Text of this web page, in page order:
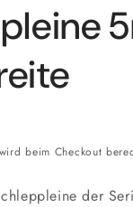
wird beim Checkout
der